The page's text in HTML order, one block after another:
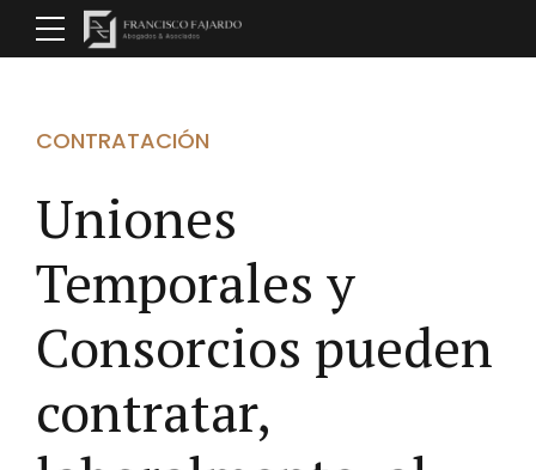
CONTRATACIÓN
Uniones
Temporales y
Consorcios pueden
contratar,